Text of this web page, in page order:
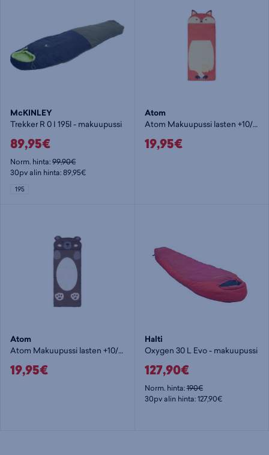
McKINLEY
Trekker R 0 I 195l - makuupussi
89,95€
Norm. hinta:99,90€
30pv alin hinta: 89,95€
195
Atom
Atom Makuupussi lasten +10/+25c
19,95€
Atom
Atom Makuupussi lasten +10/+25c
19,95€
Halti
Oxygen 30 L Evo - makuupussi
127,90€
Norm. hinta:190€
30pv alin hinta: 127,90€